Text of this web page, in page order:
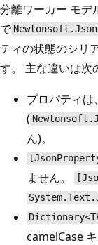
分離ワーカー モデ
で Newtonsoft.Json
ティの状態のシリ
す。 主な違いは次
プロパティは
(
ん)。
ません。
camelCase キ